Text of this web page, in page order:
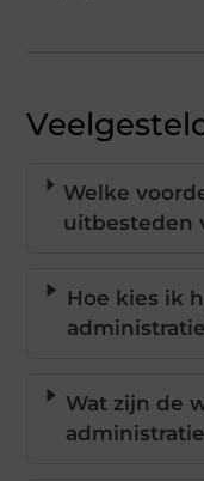
Welke
uitbesteden
Hoe kies ik
Wat zijn de